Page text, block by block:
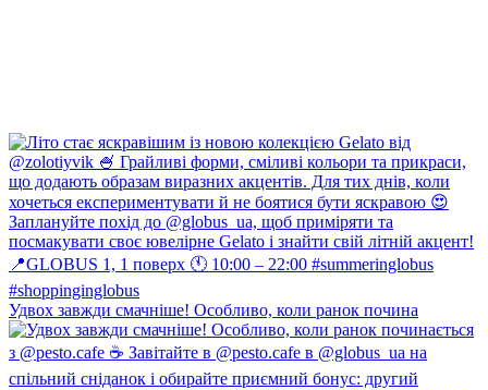
Удвох завжди смачніше! Особливо, коли ранок почина